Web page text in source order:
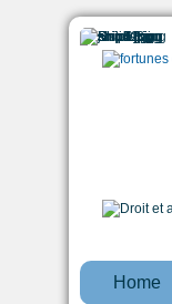
Home